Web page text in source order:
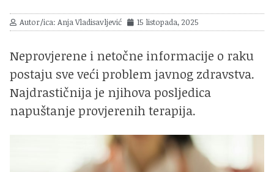
Autor/ica: Anja Vladisavljević 15 listopada, 2025
Neprovjerene i netočne informacije o raku
postaju sve veći problem javnog zdravstva.
Najdrastičnija je njihova posljedica
napuštanje provjerenih terapija.